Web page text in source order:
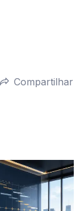
Compartilhar